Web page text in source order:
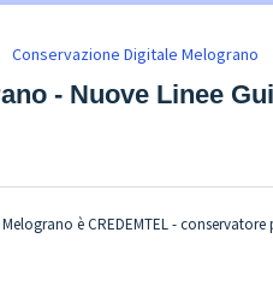
Conservazione Digitale Melograno
- Nuove Linee
è CREDEMTEL - conservatore